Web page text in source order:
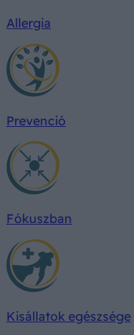
Allergia
Prevenció
Fókuszban
Kisállatok egészsége